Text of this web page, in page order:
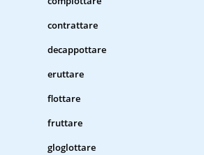
contrattare
decappottare
eruttare
flottare
fruttare
gloglottare